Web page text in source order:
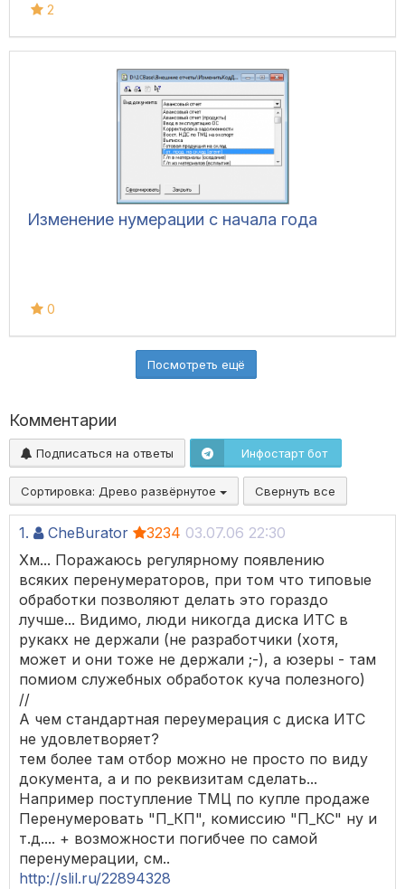
2
Изменение нумерации с начала года
0
Посмотреть ещё
Комментарии
Подписаться на ответы Инфостарт бот
Сортировка: Древо развёрнутое Свернуть все
1. CheBurator 3234 03.07.06 22:30
Хм... Поражаюсь регулярному появлению
всяких перенумераторов, при том что типовые
обработки позволяют делать это гораздо
лучше... Видимо, люди никогда диска ИТС в
рукакх не держали (не разработчики (хотя,
может и они тоже не держали ;-), а юзеры - там
помиом служебных обработок куча полезного)
//
А чем стандартная переумерация с диска ИТС
не удовлетворяет?
тем более там отбор можно не просто по виду
документа, а и по реквизитам сделать...
Например поступление ТМЦ по купле продаже
Перенумеровать "П_КП", комиссию "П_КС" ну и
т.д.... + возможности погибчее по самой
перенумерации, см..
http://slil.ru/22894328